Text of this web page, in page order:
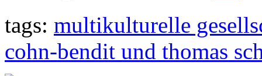
tags: multikulturelle
cohn-bendit und thomas